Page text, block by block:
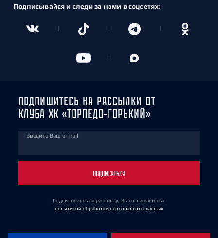
Подписывайся и следи за нами в соцсетях:
ПОДПИШИТЕСЬ НА РАССЫЛКИ ОТ
КЛУБА ХК «ТОРПЕДО-ГОРЬКИЙ»
Введите Ваш e-mail
ПОДПИСАТЬСЯ
Подписываясь на рассылку, Вы соглашаетесь с
политикой обработки персональных данных